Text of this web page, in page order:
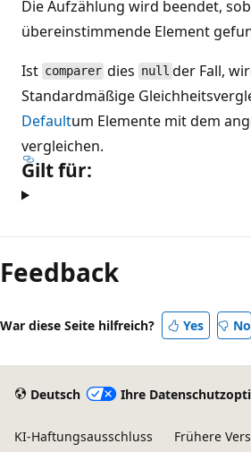
Die Aufzählung wird beendet,
übereinstimmende Element
Ist comparer dies null der Fall,
Standardmäßige
Defaultum Elemente mit dem
vergleichen.
Gilt für:
Feedback
War diese Seite hilfreich? Yes No
Deutsch Ihre
KI-Haftungsausschluss Frühere